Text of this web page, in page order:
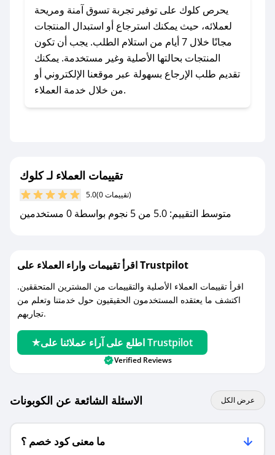
### كيف تحصل على كوبونات خصم حصرية من
كلوك؟
للحصول على كوبونات وخصومات حصرية، قم بما
يلي:
- اضغط على أيقونة متابعة لمتجر كلوك في تطبيق
صحصح.
مع صحصح، تسوق بذكاء ووفّر على كل مشترياتك مع
يحرص كلوك على توفير تجربة تسوق آمنة ومريحة
لعملائه، حيث يمكنك استرجاع أو استبدال المنتجات
مجانًا خلال 7 أيام من استلام الطلب. يجب أن تكون
المنتجات بحالتها الأصلية وغير مستخدمة. يمكنك
تقديم طلب الإرجاع بسهولة عبر موقعنا الإلكتروني أو
من خلال خدمة العملاء.
تقييمات العملاء لـ كلوك
5.0 (0 تقييمات)
متوسط التقييم: 5.0 من 5 نجوم بواسطة 0 مستخدمين
اقرأ تقييمات واراء العملاء على Trustpilot
اقرأ تقييمات العملاء الأصلية والتقييمات من المشترين المتحققين.
اكتشف ما يعتقده المستخدمون الحقيقيون حول خدمتنا وتعلم من
تجاربهم.
اطلع على آراء عملائنا على Trustpilot
Verified Reviews
الاسئلة الشائعة عن الكوبونات عرض الكل
ما معنى كود خصم ؟